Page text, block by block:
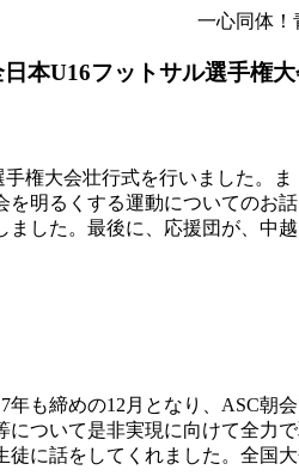
一心同体！
本U16フットサル選手権
権大会壮行式を行いました。ま
明るくする運動についてのお
した。最後に、応援団が、中越
も締めの12月となり、ASC朝
ついて是非実現に向けて全力で
徒に話をしてくれました。全国